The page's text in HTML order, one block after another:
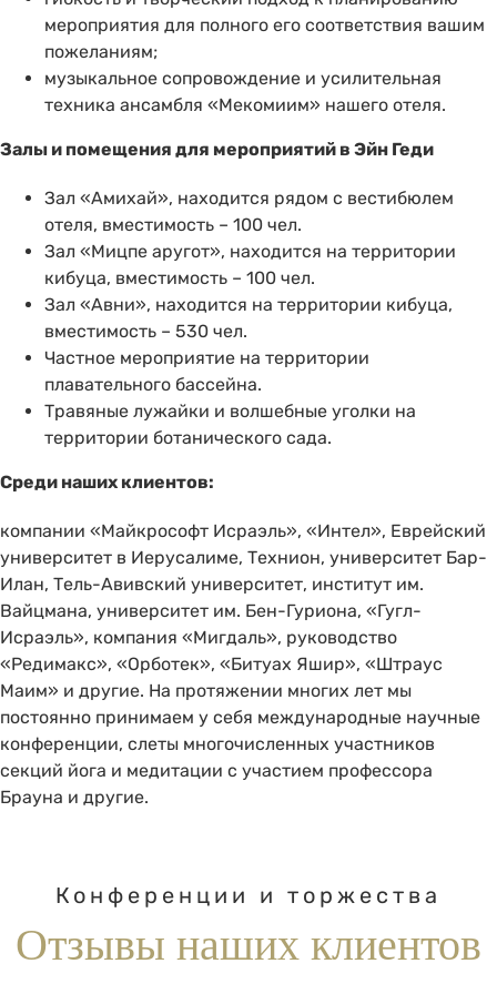
мероприятия для полного его соответствия вашим
пожеланиям;
музыкальное сопровождение и усилительная
техника ансамбля «Мекомиим» нашего отеля.
Залы и помещения для мероприятий в Эйн Геди
Зал «Амихай», находится рядом с вестибюлем
отеля, вместимость – 100 чел.
Зал «Мицпе аругот», находится на территории
кибуца, вместимость – 100 чел.
Зал «Авни», находится на территории кибуца,
вместимость – 530 чел.
Частное мероприятие на территории
плавательного бассейна.
Травяные лужайки и волшебные уголки на
территории ботанического сада.
Среди наших клиентов:
компании «Майкрософт Исраэль», «Интел», Еврейский
университет в Иерусалиме, Технион, университет Бар-
Илан, Тель-Авивский университет, институт им.
Вайцмана, университет им. Бен-Гуриона, «Гугл-
Исраэль», компания «Мигдаль», руководство
«Редимакс», «Орботек», «Битуах Яшир», «Штраус
Маим» и другие. На протяжении многих лет мы
постоянно принимаем у себя международные научные
конференции, слеты многочисленных участников
секций йога и медитации с участием профессора
Брауна и другие.
Конференции и торжества
Отзывы наших клиентов